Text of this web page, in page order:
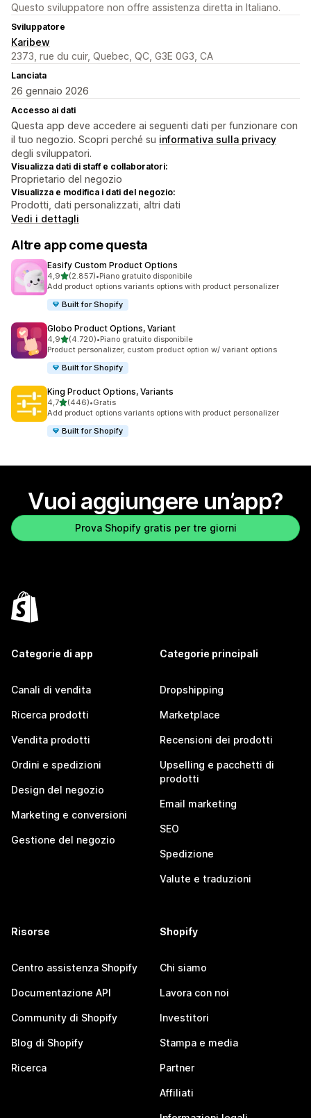
Questo sviluppatore non offre assistenza diretta in Italiano.
Sviluppatore
Karibew
2373, rue du cuir, Quebec, QC, G3E 0G3, CA
Lanciata
26 gennaio 2026
Accesso ai dati
Questa app deve accedere ai seguenti dati per funzionare con
il tuo negozio. Scopri perché su informativa sulla privacy
degli sviluppatori.
Visualizza dati di staff e collaboratori:
Proprietario del negozio
Visualizza e modifica i dati del negozio:
Prodotti, dati personalizzati, altri dati
Vedi i dettagli
Altre app come questa
Easify Custom Product Options
4,9stelle su 5
(2.857)
2857 recensioni totali
•Piano gratuito disponibile
Add product options variants options with product personalizer
Built for Shopify
Globo Product Options, Variant
4,9stelle su 5
(4.720)
4720 recensioni totali
•Piano gratuito disponibile
Product personalizer, custom product option w/ variant options
Built for Shopify
King Product Options, Variants
4,7stelle su 5
(446)
446 recensioni totali
•Gratis
Add product options variants options with product personalizer
Built for Shopify
Vuoi aggiungere un’app?
Prova Shopify gratis per tre giorni
Categorie di app
Canali di vendita
Ricerca prodotti
Vendita prodotti
Ordini e spedizioni
Design del negozio
Marketing e conversioni
Gestione del negozio
Categorie principali
Dropshipping
Marketplace
Recensioni dei prodotti
Upselling e pacchetti di
prodotti
Email marketing
SEO
Spedizione
Valute e traduzioni
Risorse
Centro assistenza Shopify
Documentazione API
Community di Shopify
Blog di Shopify
Ricerca
Shopify
Chi siamo
Lavora con noi
Investitori
Stampa e media
Partner
Affiliati